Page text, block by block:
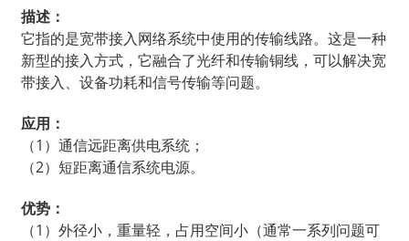
描述：
它指的是宽带接入网络系统中使用的传输线路。这是一种
新型的接入方式，它融合了光纤和传输铜线，可以解决宽
带接入、设备功耗和信号传输等问题。
应用：
（1）通信远距离供电系统；
（2）短距离通信系统电源。
优势：
（1）外径小，重量轻，占用空间小（通常一系列问题可